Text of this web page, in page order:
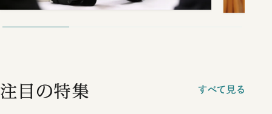
注目の特集 すべて見る